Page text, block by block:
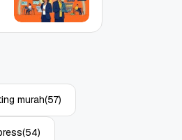
murah(57)
(54)